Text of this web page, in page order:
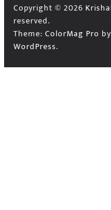
Copyright © 2026
reserved.
Theme: ColorMag Pro
WordPress.